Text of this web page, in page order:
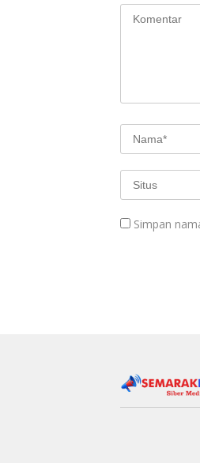
Simpan